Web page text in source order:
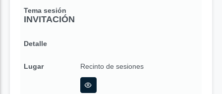
Tema sesión
INVITACIÓN
Detalle
Lugar Recinto de sesiones